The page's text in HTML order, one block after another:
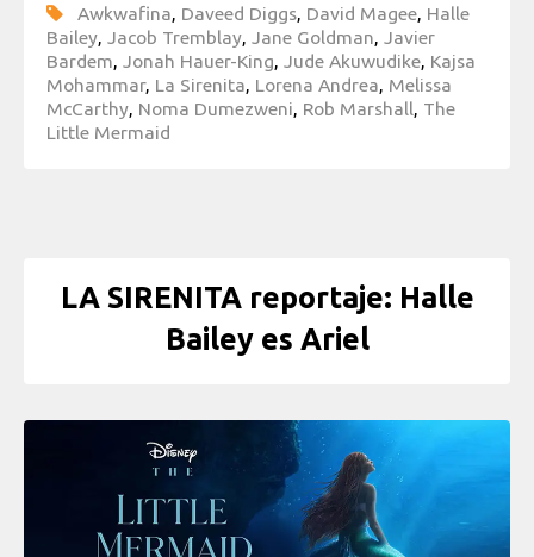
Awkwafina, Daveed Diggs, David Magee, Halle
Bailey, Jacob Tremblay, Jane Goldman, Javier
Bardem, Jonah Hauer-King, Jude Akuwudike, Kajsa
Mohammar, La Sirenita, Lorena Andrea, Melissa
McCarthy, Noma Dumezweni, Rob Marshall, The
Little Mermaid
LA SIRENITA reportaje: Halle
Bailey es Ariel